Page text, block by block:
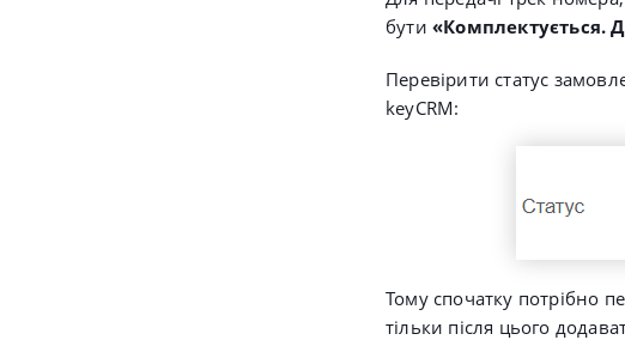
бути «Комплектується.
Перевірити статус
keyCRM:
Тому спочатку потрібно
тільки після цього